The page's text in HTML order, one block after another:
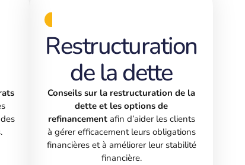
Restructuration
de la dette
Conseils sur la restructuration de la
dette et les options de
refinancementafin d’aider les clients
à gérer efficacement leurs obligations
financières et à améliorer leur stabilité
financière.